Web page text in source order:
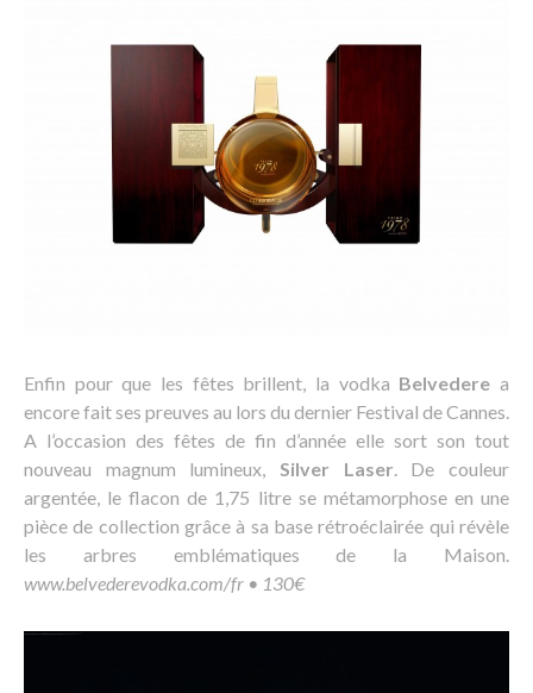
Enfin pour que les fêtes brillent, la vodka Belvedere a
encore fait ses preuves au lors du dernier Festival de Cannes.
A l’occasion des fêtes de fin d’année elle sort son tout
nouveau magnum lumineux, Silver Laser. De couleur
argentée, le flacon de 1,75 litre se métamorphose en une
pièce de collection grâce à sa base rétroéclairée qui révèle
les arbres emblématiques de la Maison.
www.belvederevodka.com/fr • 130€